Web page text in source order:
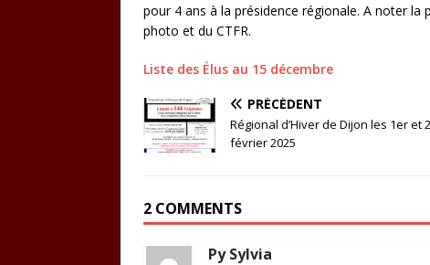
pour 4 ans à la présidence régionale. A noter la
photo et du CTFR.
Liste des Élus au 15 décembre
PRÉCÉDENT
Régional d’Hiver de Dijon les 1er et 2
février 2025
2 COMMENTS
Py Sylvia